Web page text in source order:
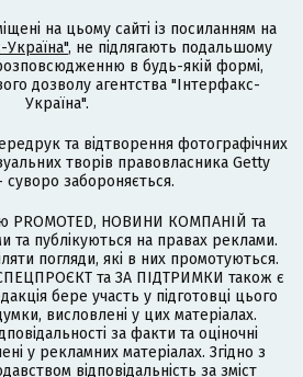
на цьому сайті із посиланням на
Україна", не підлягають подальшому
в будь-якій формі,
дозволу агентства "Інтерфакс-
Україна".
та відтворення фотографічних
творів правовласника Getty
суворо забороняється.
PROMOTED, НОВИНИ КОМПАНІЙ та
публікуються на правах реклами.
погляди, які в них промотуються.
та ЗА ПІДТРИМКИ також є
бере участь у підготовці цього
висловлені у цих матеріалах.
за факти та оціночні
у рекламних матеріалах. Згідно з
відповідальність за зміст